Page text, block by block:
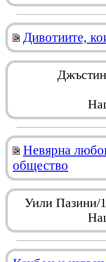
Дивотиите,
Невярна
общество
Уили Пазини/